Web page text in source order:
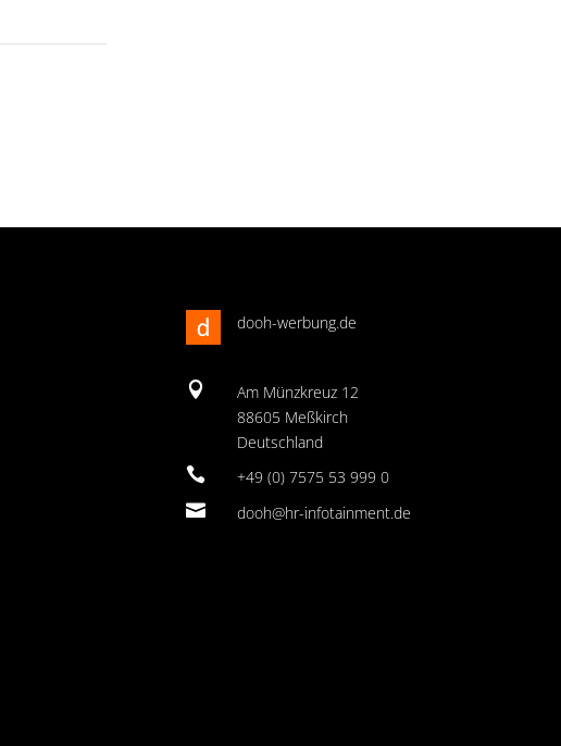
dooh-werbung.de

Am Münzkreuz 12
88605 Meßkirch
Deutschland
 +49 (0) 7575 53 999 0
 dooh@hr-infotainment.de